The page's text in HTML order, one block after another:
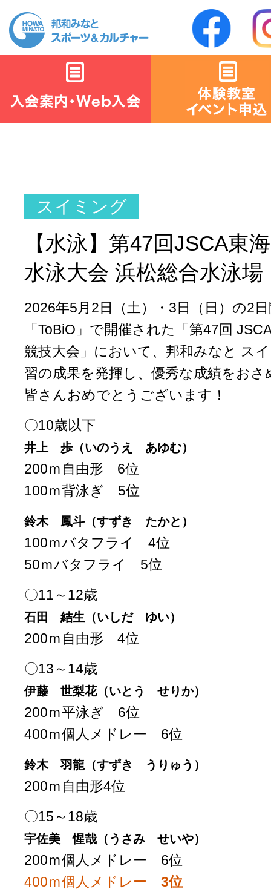
【水泳】第47回JSCA東
水泳大会 浜松総合水泳場
2026年5月2日（土）・3日（日）の2
「ToBiO」で開催された「第47回
競技大会」において、邦和みなと ス
習の成果を発揮し、優秀な成績をおさ
皆さんおめでとうございます！
〇10歳以下
井上 歩（いのうえ あゆむ）
200ｍ自由形 6位
100ｍ背泳ぎ 5位
鈴木 鳳斗（すずき たかと）
100ｍバタフライ 4位
50ｍバタフライ 5位
〇11～12歳
石田 結生（いしだ ゆい）
200ｍ自由形 4位
〇13～14歳
伊藤 世梨花（いとう せりか）
200ｍ平泳ぎ 6位
400ｍ個人メドレー 6位
鈴木 羽龍（すずき うりゅう）
200ｍ自由形4位
〇15～18歳
宇佐美 惺哉（うさみ せいや）
200ｍ個人メドレー 6位
400ｍ個人メドレー 3位